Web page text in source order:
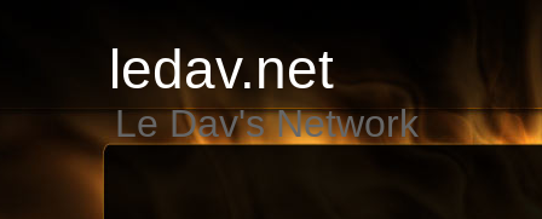
ledav.net
Le Dav's Network